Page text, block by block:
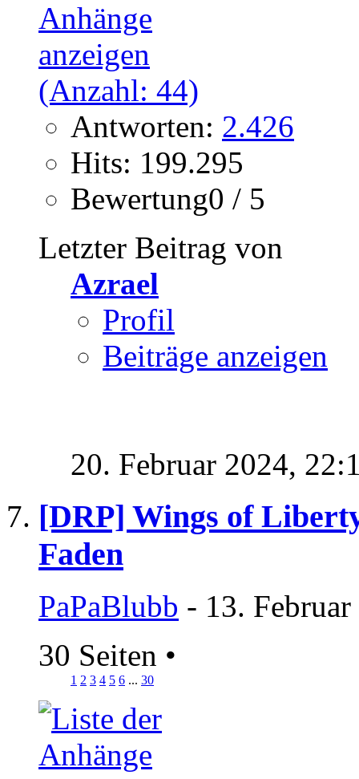
Antworten: 2.426
Hits: 199.295
Bewertung0 / 5
Letzter Beitrag von
Azrael
Profil
Beiträge anzeigen
20. Februar 2024,
[DRP] Wings of
Faden
PaPaBlubb - 13.
30 Seiten •
1 2 3 4 5 6 ... 30